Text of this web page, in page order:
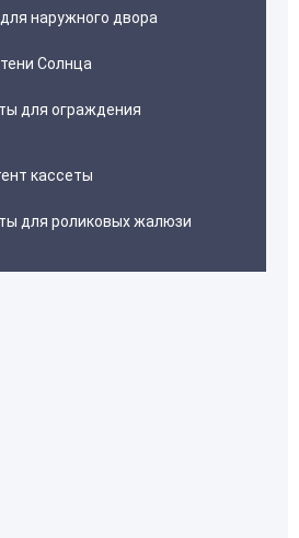
наружного двора
Солнца
для ограждения
кассеты
для роликовых жалюзи